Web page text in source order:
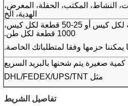
النشاط، المكتب، الحفلة، المعرض،
الهدية، الخ
(أ) 1 قطعة لكل كيس أو 25-50 قطعة لكل كيس،
1000 قطعة لكل طن.
حزمها وفقا لمتطلباتك الخاصة.
مثل DHL/FEDEX/UPS/TNT
تفاصيل الشريط